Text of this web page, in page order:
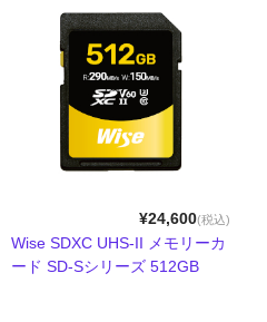
ワイヤレスHDMIエクステンダー
HDMI伝送機
リモートKVMスイッチ
インターフェースから探す
¥24,600(税込)
Wise SDXC UHS-II メモリーカ
ード SD-Sシリーズ 512GB